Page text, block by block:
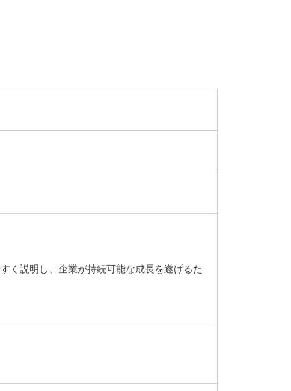
く説明し、企業が持続可能な成長を遂げるた